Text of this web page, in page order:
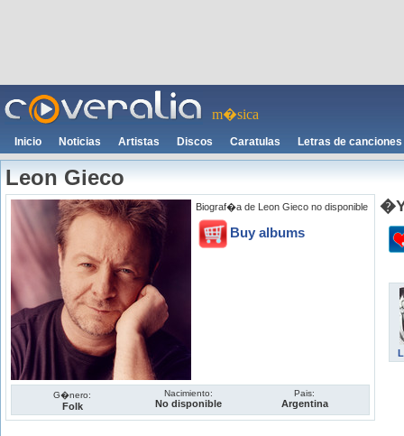
m�sica
Inicio Noticias Artistas Discos Caratulas Letras de canciones
Leon Gieco
Biograf�a de Leon Gieco no disponible
Buy albums
G�nero:
Folk
Nacimiento:
No disponible
Pais:
Argentina